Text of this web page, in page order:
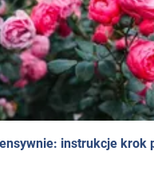
instrukcje krok